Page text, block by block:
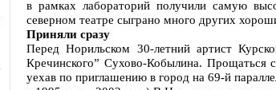
в рамках лабораторий получили самую
северном театре сыграно много других
Приняли сразу
Перед Норильском 30-летний артист
Кречинского” Сухово-Кобылина. Прощаться
уехав по приглашению в город на 69-й